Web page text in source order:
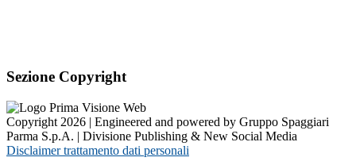
Sezione Copyright
Copyright 2026 | Engineered and powered by Gruppo Spaggiari
Parma S.p.A. | Divisione Publishing & New Social Media
Disclaimer trattamento dati personali